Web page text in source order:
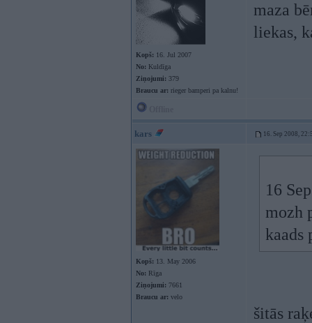
Kopš: 16. Jul 2007
No: Kuldīga
Ziņojumi: 379
Braucu ar: rieger bamperi pa kalnu!
maza
liekas,
kars 16. Sep 2008,
Kopš: 13. May 2006
No: Rīga
Ziņojumi: 7661
Braucu ar: velo
16
mozh
kaads
šitās